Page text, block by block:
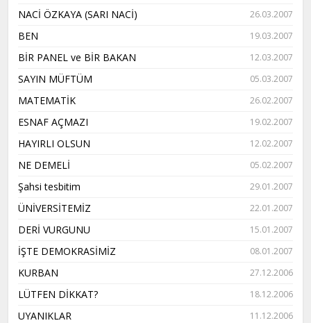
NACİ ÖZKAYA (SARI NACİ) 26.03.2007
BEN 19.03.2007
BİR PANEL ve BİR BAKAN 12.03.2007
SAYIN MÜFTÜM 05.03.2007
MATEMATİK 26.02.2007
ESNAF AÇMAZI 19.02.2007
HAYIRLI OLSUN 12.02.2007
NE DEMELİ 05.02.2007
Şahsi tesbitim 29.01.2007
ÜNİVERSİTEMİZ 22.01.2007
DERİ VURGUNU 15.01.2007
İŞTE DEMOKRASİMİZ 08.01.2007
KURBAN 27.12.2006
LÜTFEN DİKKAT? 18.12.2006
UYANIKLAR 11.12.2006